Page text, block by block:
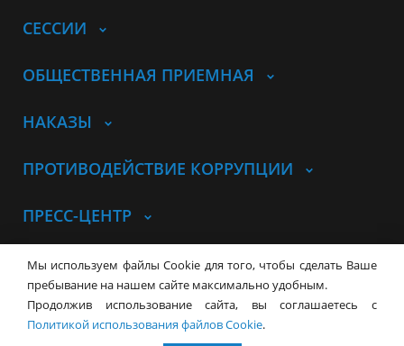
СЕССИИ
ОБЩЕСТВЕННАЯ ПРИЕМНАЯ
НАКАЗЫ
ПРОТИВОДЕЙСТВИЕ КОРРУПЦИИ
ПРЕСС-ЦЕНТР
© Совет депутатов города
НовосибирскаКонтакты Карта сайта
630099, г. Новосибирск, Красный
проспект, 34
Мы используем файлы Cookie для того, чтобы сделать Ваше
пребывание на нашем сайте максимально удобным.
Продолжив использование сайта, вы соглашаетесь с
Политикой использования файлов Cookie.